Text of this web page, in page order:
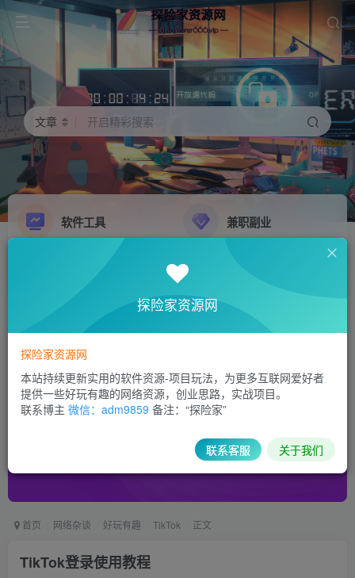
文章 开启精彩搜索
软件工具 兼职副业
精品源码
首页 网络杂谈 好玩有趣 TikTok 正文
TikTok登录使用教程
探险家资源网
探险家资源网
本站持续更新实用的软件资源-项目玩法，为更多互联网爱好者
提供一些好玩有趣的网络资源，创业思路，实战项目。
联系博主 微信：adm9859 备注：“探险家”
联系客服 关于我们